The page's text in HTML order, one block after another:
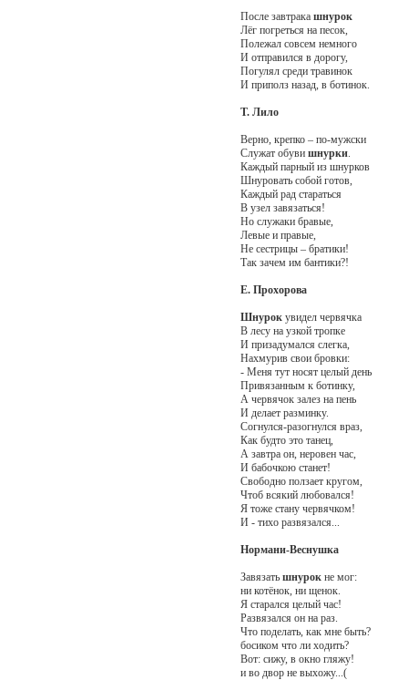
После завтрака шнурок
Лёг погреться на песок,
Полежал совсем немного
И отправился в дорогу,
Погулял среди травинок
И приполз назад, в ботинок.
Т. Лило
Верно, крепко – по-мужски
Служат обуви шнурки.
Каждый парный из шнурков
Шнуровать собой готов,
Каждый рад стараться
В узел завязаться!
Но служаки бравые,
Левые и правые,
Не сестрицы – братики!
Так зачем им бантики?!
Е. Прохорова
Шнурокувидел червячка
В лесу на узкой тропке
И призадумался слегка,
Нахмурив свои бровки:
- Меня тут носят целый день
Привязанным к ботинку,
А червячок залез на пень
И делает разминку.
Согнулся-разогнулся враз,
Как будто это танец,
А завтра он, неровен час,
И бабочкою станет!
Свободно ползает кругом,
Чтоб всякий любовался!
Я тоже стану червячком!
И - тихо развязался...
Нормани-Веснушка
Завязать шнурокне мог:
ни котёнок, ни щенок.
Я старался целый час!
Развязался он на раз.
Что поделать, как мне быть?
босиком что ли ходить?
Вот: сижу, в окно гляжу!
и во двор не выхожу...(